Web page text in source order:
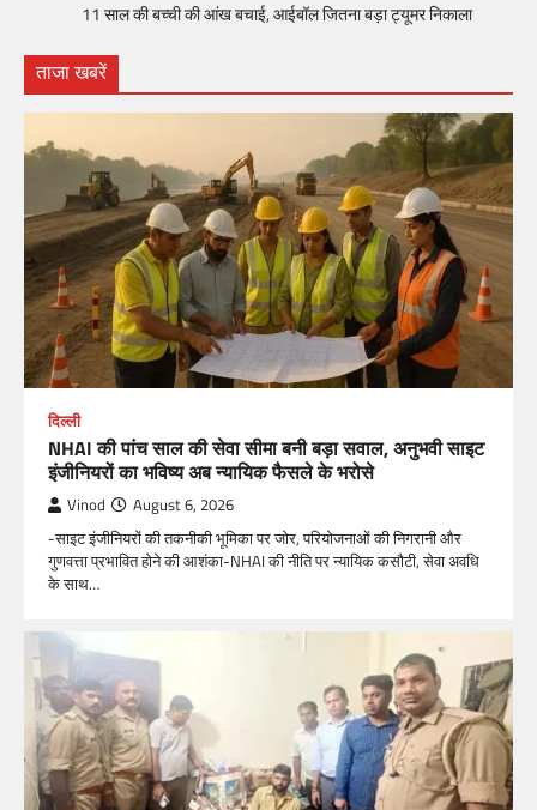
11 साल की बच्ची की आंख बचाई, आईबॉल जितना बड़ा ट्यूमर निकाला
ताजा खबरें
दिल्ली
NHAI की पांच साल की सेवा सीमा बनी बड़ा सवाल, अनुभवी साइट
इंजीनियरों का भविष्य अब न्यायिक फैसले के भरोसे
Vinod August 6, 2026
-साइट इंजीनियरों की तकनीकी भूमिका पर जोर, परियोजनाओं की निगरानी और
गुणवत्ता प्रभावित होने की आशंका-NHAI की नीति पर न्यायिक कसौटी, सेवा अवधि
के साथ…